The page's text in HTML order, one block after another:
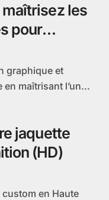
les
pour
maîtrisant l’un...
jaquette
(HD)